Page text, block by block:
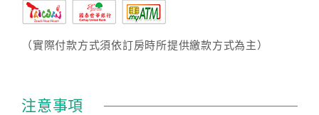
（實際付款方式須依訂房時所提供繳款方式為主）
注意事項